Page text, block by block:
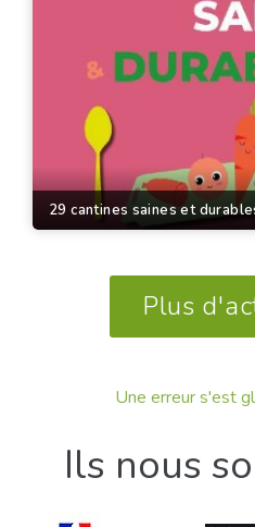
29 cantines saines et
Plus
Une erreur s'est
Ils nous